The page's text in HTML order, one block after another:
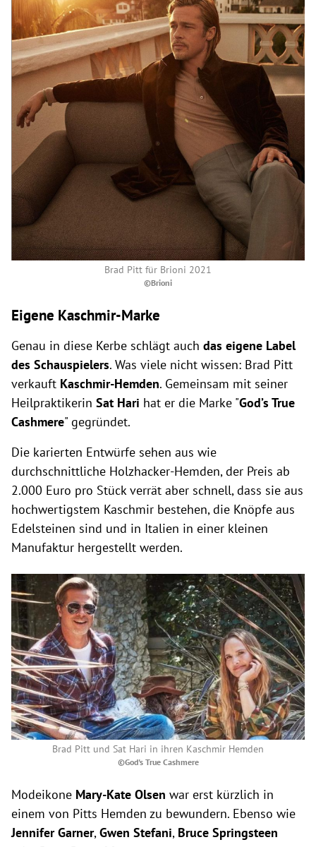
Brad Pitt für Brioni 2021
©Brioni
Eigene Kaschmir-Marke
Genau in diese Kerbe schlägt auch das eigene Label
des Schauspielers. Was viele nicht wissen: Brad Pitt
verkauft Kaschmir-Hemden. Gemeinsam mit seiner
Heilpraktikerin Sat Hari hat er die Marke "God’s True
Cashmere" gegründet.
Die karierten Entwürfe sehen aus wie
durchschnittliche Holzhacker-Hemden, der Preis ab
2.000 Euro pro Stück verrät aber schnell, dass sie aus
hochwertigstem Kaschmir bestehen, die Knöpfe aus
Edelsteinen sind und in Italien in einer kleinen
Manufaktur hergestellt werden.
Brad Pitt und Sat Hari in ihren Kaschmir Hemden
©God's True Cashmere
Modeikone Mary-Kate Olsen war erst kürzlich in
einem von Pitts Hemden zu bewundern. Ebenso wie
Jennifer Garner,Gwen Stefani, Bruce Springsteen